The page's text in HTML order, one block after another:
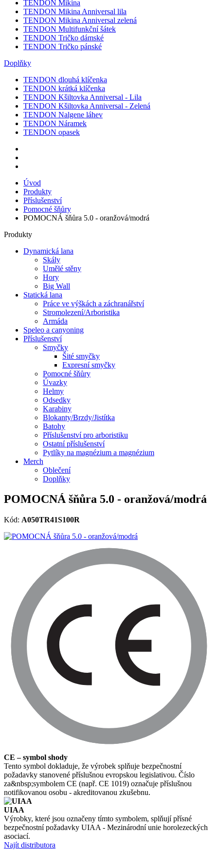
TENDON Mikina
TENDON Mikina Anniversal lila
TENDON Mikina Anniversal zelená
TENDON Multifunkční šátek
TENDON Tričko dámské
TENDON Tričko pánské
Doplňky
TENDON dlouhá klíčenka
TENDON krátká klíčenka
TENDON Kšiltovka Anniversal - Lila
TENDON Kšiltovka Anniversal - Zelená
TENDON Nalgene láhev
TENDON Náramek
TENDON opasek
Úvod
Produkty
Příslušenství
Pomocné šňůry
POMOCNÁ šňůra 5.0 - oranžová/modrá
Produkty
Dynamická lana
Skály
Umělé stěny
Hory
Big Wall
Statická lana
Práce ve výškách a záchranářství
Stromolezení/Arboristika
Armáda
Speleo a canyoning
Příslušenství
Smyčky
Šité smyčky
Expresní smyčky
Pomocné šňůry
Úvazky
Helmy
Odsedky
Karabiny
Blokanty/Brzdy/Jistítka
Batohy
Příslušenství pro arboristiku
Ostatní příslušenství
Pytlíky na magnézium a magnézium
Merch
Oblečení
Doplňky
POMOCNÁ šňůra 5.0 - oranžová/modrá
Kód: A050TR41S100R
CE – symbol shody
Tento symbol dokladuje, že výrobek splňuje bezpečnostní
požadavky stanovené příslušnou evropskou legislativou. Číslo
za&nbsp;symbolem CE (např. CE 1019) označuje příslušnou
notifikovanou osobu - akreditovanou zkušebnu.
UIAA
Výrobky, které jsou označeny tímto symbolem, splňují přísné
bezpečnostní požadavky UIAA - Mezinárodní unie horolezeckých
asociací.
Najít distributora